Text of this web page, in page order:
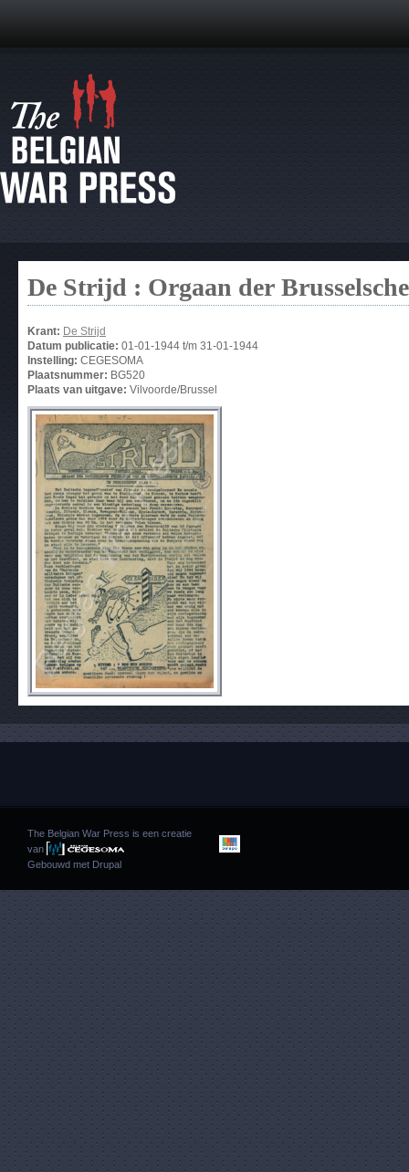
De Strijd : Orgaan der
Krant: De Strijd
Datum publicatie: 01-01-1944 t/m 31-01-1944
Instelling: CEGESOMA
Plaatsnummer: BG520
Plaats van uitgave: Vilvoorde/Brussel
The Belgian War Press is een creatie
van
Gebouwd met Drupal